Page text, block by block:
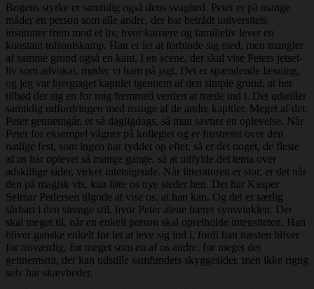
Bogens styrke er samtidig også dens svaghed. Peter er på mange
måder en person som alle andre, der har betrådt universitets
institutter frem mod et liv, hvor karriere og familieliv lever en
konstant tofrontskamp. Han er let at forbinde sig med, men mangler
af samme grund også en kant. I en scene, der skal vise Peters jetset-
liv som advokat, møder vi ham på jagt. Det er spændende læsning,
og jeg var bjergtaget kapitlet igennem af den simple grund, at her
tilbød der sig en for mig fremmed verden at træde ind i. Det udstiller
samtidig udfordringen med mange af de andre kapitler. Meget af det,
Peter gennemgår, er så dagligdags, så man savner en oplevelse. Når
Peter for eksempel vågner på kollegiet og er frustreret over den
natlige fest, som ingen har ryddet op efter, så er det noget, de fleste
af os har oplevet så mange gange, så at udfylde det tema over
adskillige sider, virker intetsigende. Når litteraturen er stor, er det når
den på magisk vis, kan føre os nye steder hen. Det har Kasper
Selmar Pedersen tilgode at vise os, at han kan. Og det er særlig
sårbart i den strenge stil, hvor Peter alene bærer synsvinklen. Der
skal meget til, når en enkelt person skal opretholde intensiteten. Han
bliver ganske enkelt for let at leve sig ind i, fordi han næsten bliver
for troværdig, for meget som en af os andre, for meget det
gennemsnit, der kan udstille samfundets skyggesider, men ikke rigtig
selv har skævheder.